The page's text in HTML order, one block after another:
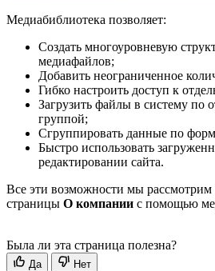
Медиабиблиотека позволяет:
Создать многоуровневую
медиафайлов;
Добавить неограниченное
Гибко настроить доступ к
Загрузить файлы в систему по
группой;
Сгруппировать данные по
Быстро использовать
редактировании сайта.
Все эти возможности мы рассмотрим
страницы О компании с помощью
Была ли эта страница полезна?
Да Нет